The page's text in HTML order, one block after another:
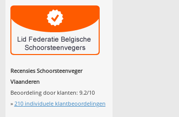
Recensies Schoorsteenveger
Vlaanderen
Beoordeling door klanten: 9.2/10
» 210individuele klantbeoordelingen